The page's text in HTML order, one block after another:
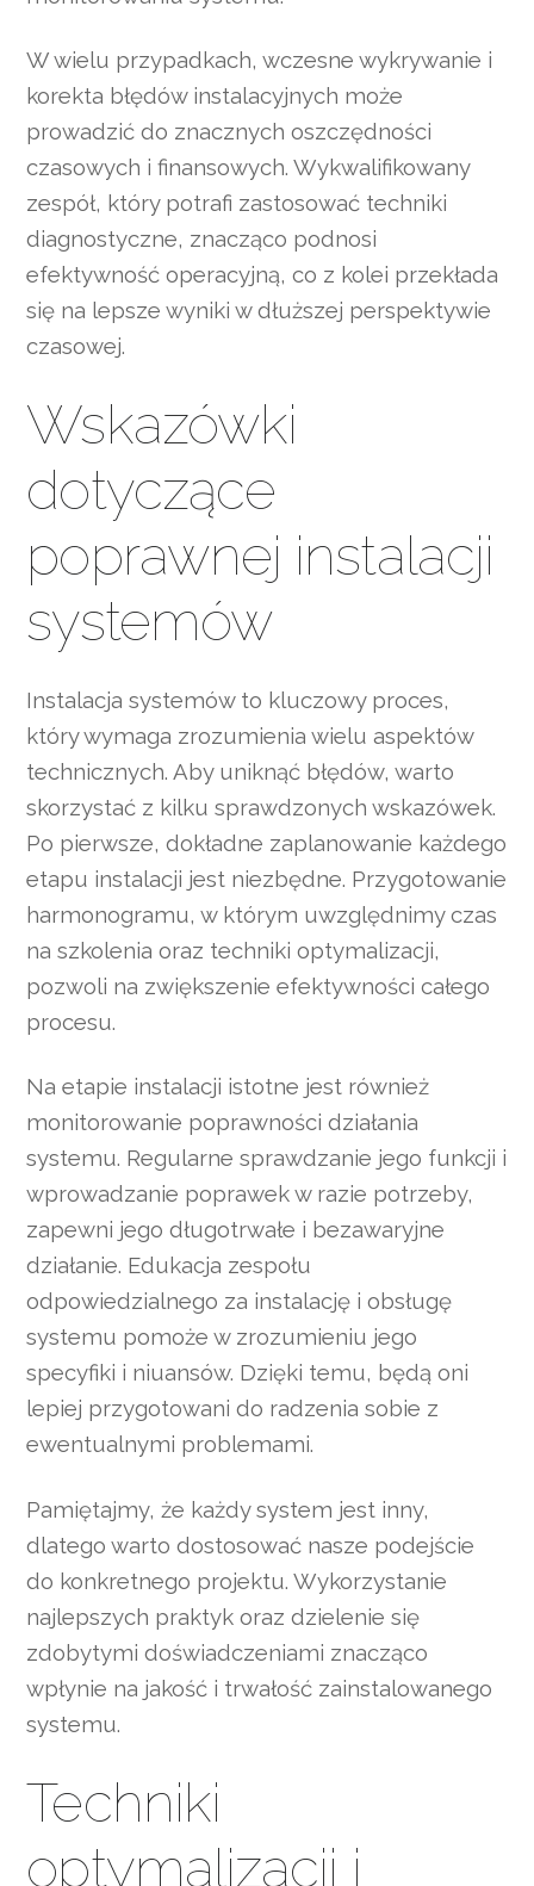
W wielu przypadkach, wczesne wykrywanie i
korekta błędów instalacyjnych może
prowadzić do znacznych oszczędności
czasowych i finansowych. Wykwalifikowany
zespół, który potrafi zastosować techniki
diagnostyczne, znacząco podnosi
efektywność operacyjną, co z kolei przekłada
się na lepsze wyniki w dłuższej perspektywie
czasowej.
Wskazówki
dotyczące
poprawnej instalacji
systemów
Instalacja systemów to kluczowy proces,
który wymaga zrozumienia wielu aspektów
technicznych. Aby uniknąć błędów, warto
skorzystać z kilku sprawdzonych wskazówek.
Po pierwsze, dokładne zaplanowanie każdego
etapu instalacji jest niezbędne. Przygotowanie
harmonogramu, w którym uwzględnimy czas
na szkolenia oraz techniki optymalizacji,
pozwoli na zwiększenie efektywności całego
procesu.
Na etapie instalacji istotne jest również
monitorowanie poprawności działania
systemu. Regularne sprawdzanie jego funkcji i
wprowadzanie poprawek w razie potrzeby,
zapewni jego długotrwałe i bezawaryjne
działanie. Edukacja zespołu
odpowiedzialnego za instalację i obsługę
systemu pomoże w zrozumieniu jego
specyfiki i niuansów. Dzięki temu, będą oni
lepiej przygotowani do radzenia sobie z
ewentualnymi problemami.
Pamiętajmy, że każdy system jest inny,
dlatego warto dostosować nasze podejście
do konkretnego projektu. Wykorzystanie
najlepszych praktyk oraz dzielenie się
zdobytymi doświadczeniami znacząco
wpłynie na jakość i trwałość zainstalowanego
systemu.
Techniki
optymalizacji i